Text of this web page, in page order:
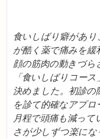
食いしばり癖があ
が酷く薬で痛みを
顔の筋肉の動きづ
「食いしばりコー
決めました。初診の
を診て的確なアプ
月程で頭痛も減っ
さが少しずつ楽に